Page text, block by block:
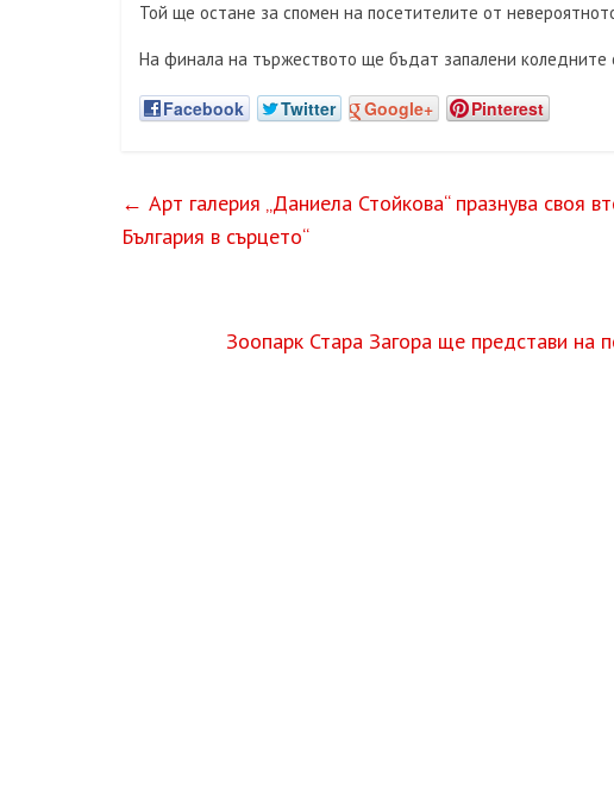
Той ще остане за спомен на посетителите от
На финала на тържеството ще бъдат запалени коледните
Facebook Twitter Google+ Pinterest
← Арт галерия „Даниела Стойкова“ празнува своя
България в сърцето“
Зоопарк Стара Загора ще представи на